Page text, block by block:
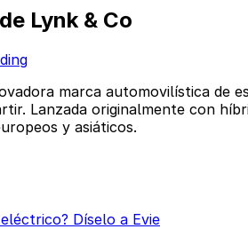
Lynk & Co
marca automovilística de
Lanzada originalmente con
y asiáticos.
Díselo a Evie